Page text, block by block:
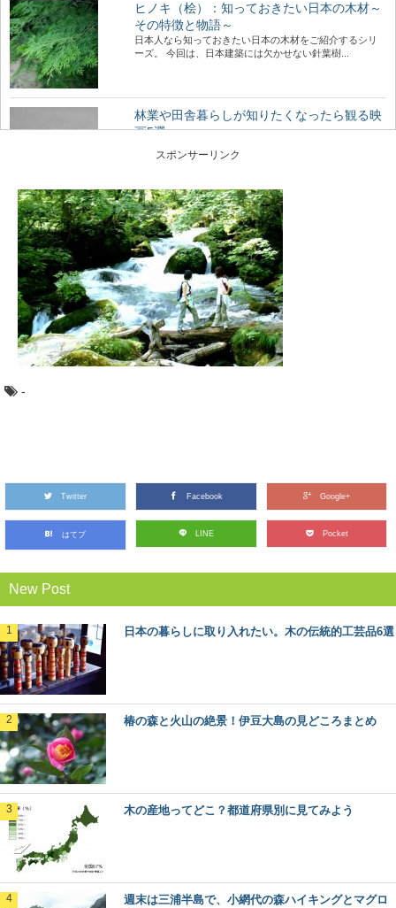
ヒノキ（桧）：知っておきたい日本の木材～
その特徴と物語～
日本人なら知っておきたい日本の木材をご紹介するシリ
ーズ。 今回は、日本建築には欠かせない針葉樹...
林業や田舎暮らしが知りたくなったら観る映
画5選
そう思って本や雑誌を読むのもいいですが、映像でその...
奈良県桜井市・吉野町・川上村で吉野林業を
巡るプレミアム旅
500年の歴史を持ち、戦後の日本林業のモデルともなった
のが、奈良県南部の吉野地方で編み出された「吉野...
高野山の林業を代表する「高野六木」とは
日本のブランド木材には、○○杉といった1つの樹種だけで
なく、地域を代表するいくつかの樹種がセットで地...
ーズ。 今回は、広葉樹の中でも身近に利用され...
日本人なら知っておきたい日本の木材をご紹介するシリ
ィールドにして、日常から離れてリフレッシュ...
が定められているのを知っていますか？ また、あな...
スポンサーリンク
-
Twitter Facebook Google+
はてブ LINE Pocket
New Post
日本の暮らしに取り入れたい。木の伝統的工芸品6選
椿の森と火山の絶景！伊豆大島の見どころまとめ
木の産地ってどこ？都道府県別に見てみよう
週末は三浦半島で、小網代の森ハイキングとマグロ